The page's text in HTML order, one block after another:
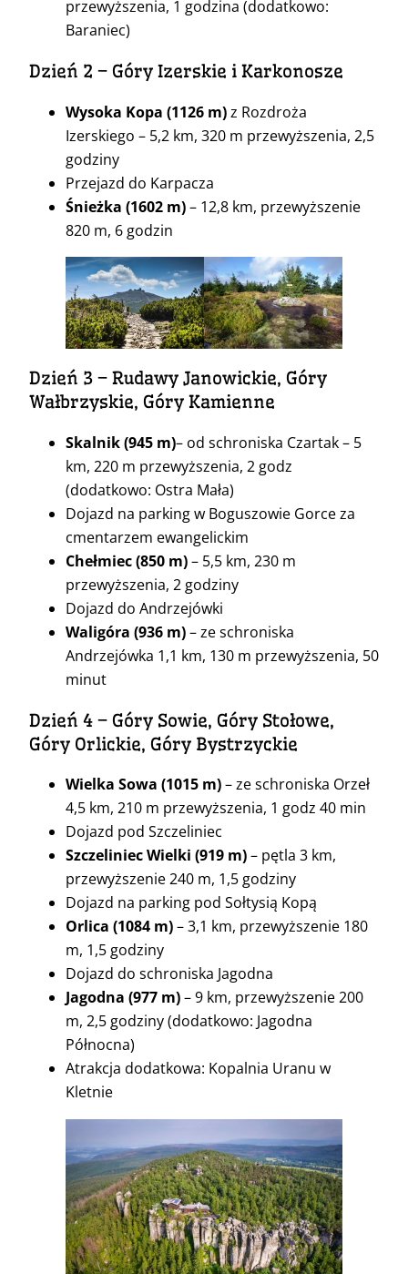
przewyższenia, 1 godzina (dodatkowo:
Baraniec)
Dzień 2 – Góry Izerskie i Karkonosze
Wysoka Kopa (1126 m)z Rozdroża
Izerskiego – 5,2 km, 320 m przewyższenia, 2,5
godziny
Przejazd do Karpacza
Śnieżka (1602 m)– 12,8 km, przewyższenie
820 m, 6 godzin
Dzień 3 – Rudawy Janowickie, Góry
Wałbrzyskie, Góry Kamienne
Skalnik(945 m)– od schroniska Czartak – 5
km, 220 m przewyższenia, 2 godz
(dodatkowo: Ostra Mała)
Dojazd na parking w Boguszowie Gorce za
cmentarzem ewangelickim
Chełmiec(850 m)– 5,5 km, 230 m
przewyższenia, 2 godziny
Dojazd do Andrzejówki
Waligóra (936 m)– ze schroniska
Andrzejówka 1,1 km, 130 m przewyższenia, 50
minut
Dzień 4 – Góry Sowie, Góry Stołowe,
Góry Orlickie, Góry Bystrzyckie
Wielka Sowa (1015 m)– ze schroniska Orzeł
4,5 km, 210 m przewyższenia, 1 godz 40 min
Dojazd pod Szczeliniec
Szczeliniec Wielki (919 m)– pętla 3 km,
przewyższenie 240 m, 1,5 godziny
Dojazd na parking pod Sołtysią Kopą
Orlica (1084 m)– 3,1 km, przewyższenie 180
m, 1,5 godziny
Dojazd do schroniska Jagodna
Jagodna (977 m)– 9 km, przewyższenie 200
m, 2,5 godziny (dodatkowo: Jagodna
Północna)
Atrakcja dodatkowa: Kopalnia Uranu w
Kletnie